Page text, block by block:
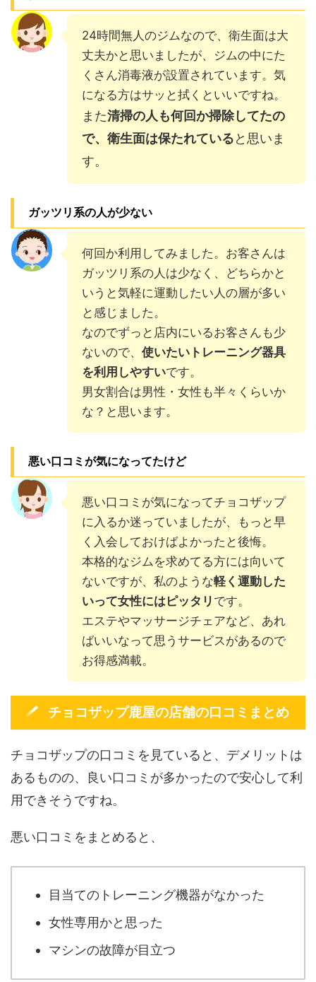
24時間無人のジムなので、衛生面は大
丈夫かと思いましたが、ジムの中にた
くさん消毒液が設置されています。気
になる方はサッと拭くといいですね。
また清掃の人も何回か掃除してたの
で、衛生面は保たれていると思いま
す。
ガッツリ系の人が少ない
何回か利用してみました。お客さんは
ガッツリ系の人は少なく、どちらかと
いうと気軽に運動したい人の層が多い
と感じました。
なのでずっと店内にいるお客さんも少
ないので、 使いたいトレーニング器具
を利用しやすいです。
男女割合は男性・女性も半々くらいか
な？と思います。
悪い口コミが気になってたけど
悪い口コミが気になってチョコザップ
に入るか迷っていましたが、もっと早
く入会しておけばよかったと後悔。
本格的なジムを求めてる方には向いて
ないですが、私のような軽く運動した
いって女性にはピッタリ です。
エステやマッサージチェアなど、あれ
ばいいなって思うサービスがあるので
お得感満載。
チョコザップ鹿屋の店舗の口コミまとめ
チョコザップの口コミを見ていると、デメリットは
あるものの、良い口コミが多かったので安心して利
用できそうですね。
悪い口コミをまとめると、
目当てのトレーニング機器がなかった
女性専用かと思った
マシンの故障が目立つ